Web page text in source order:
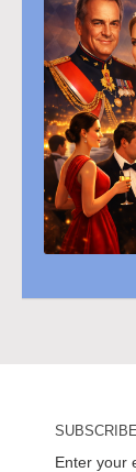
Enter your